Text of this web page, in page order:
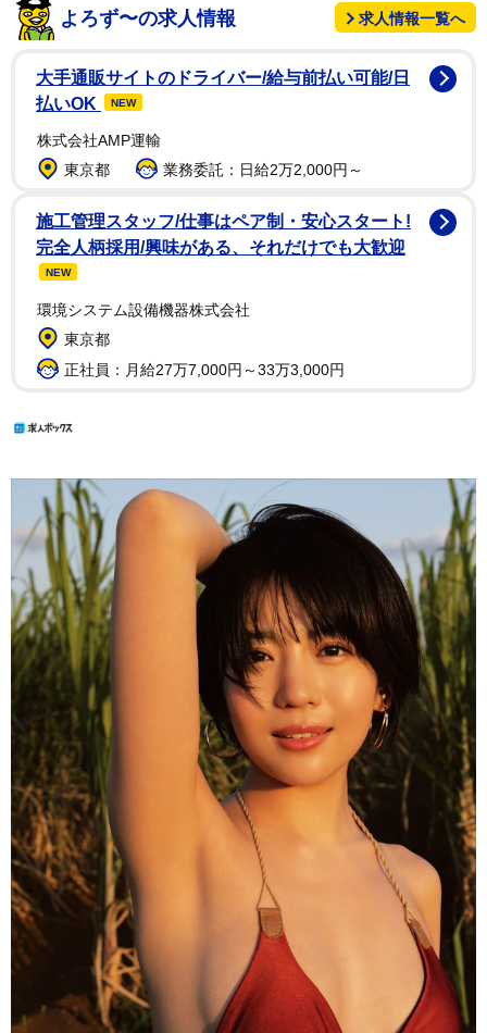
よろず〜の求人情報 求人情報一覧へ
大手通販サイトのドライバー/給与前払い可能/日
払いOK
NEW
株式会社AMP運輸
東京都
業務委託：日給2万2,000円～
施工管理スタッフ/仕事はペア制・安心スタート!
完全人柄採用/興味がある、それだけでも大歓迎
NEW
環境システム設備機器株式会社
東京都
正社員：月給27万7,000円～33万3,000円